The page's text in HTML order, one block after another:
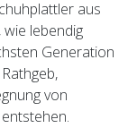
aus
lebendig
Generation
von